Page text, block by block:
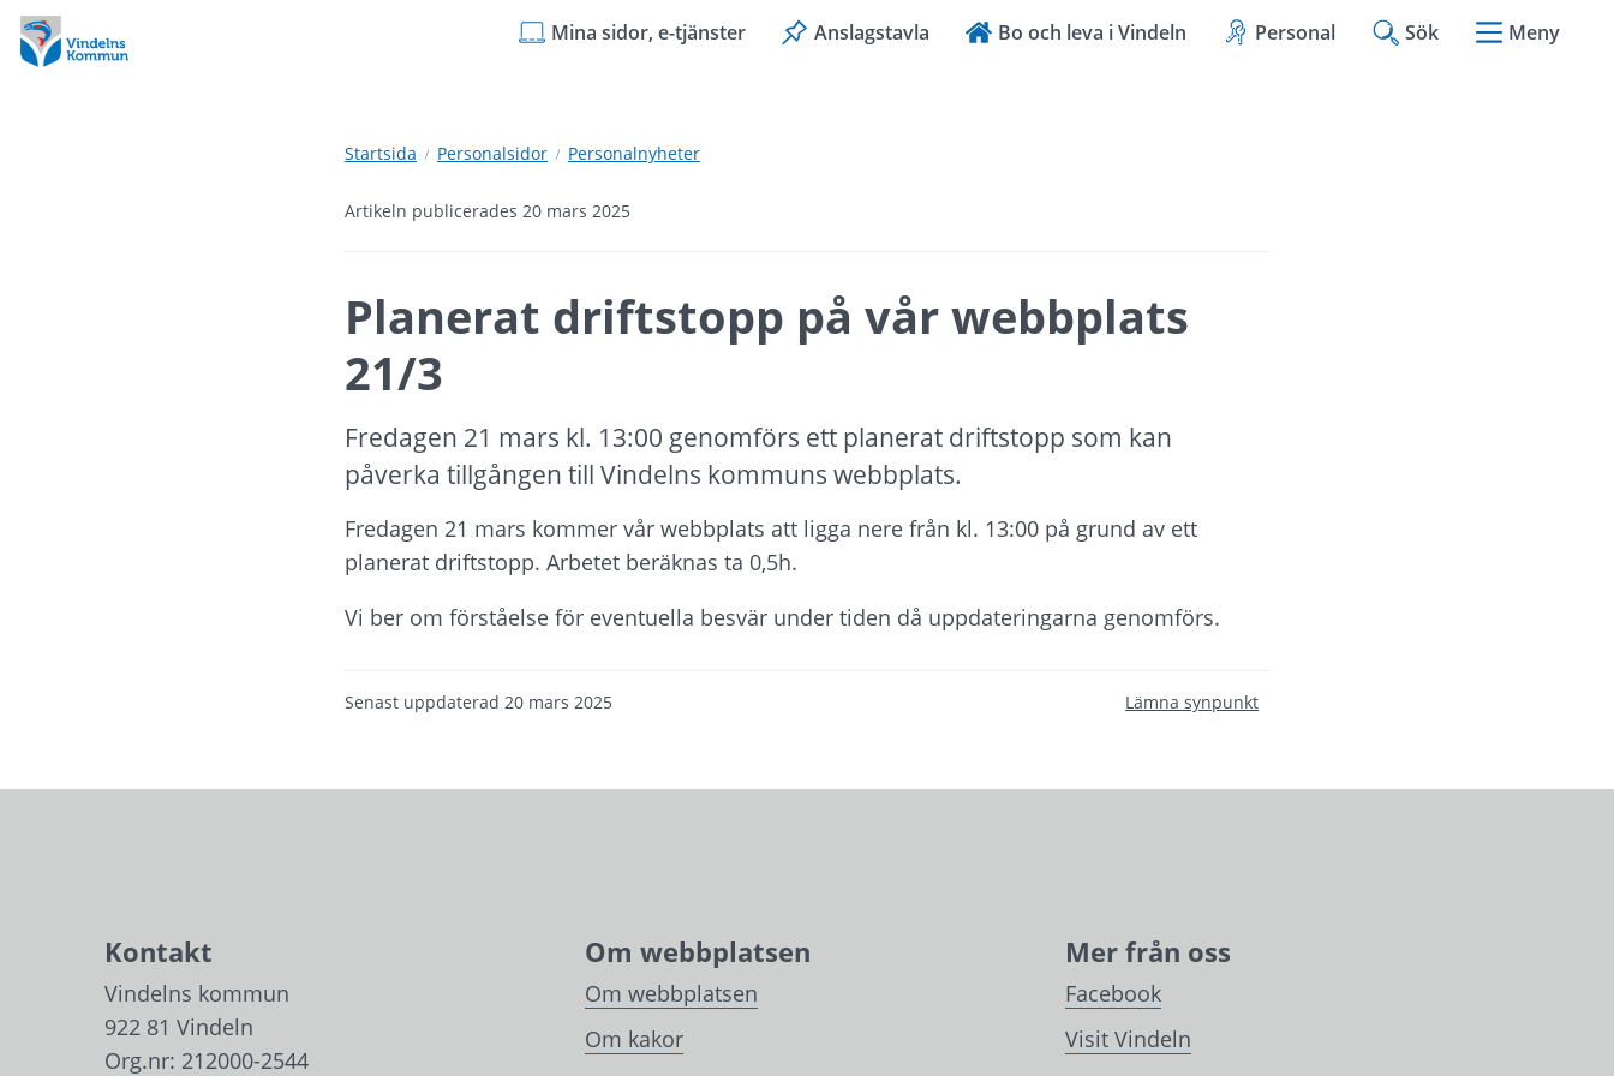
Hoppa
till
innehåll
Hoppa
till
undermeny
Mina sidor, e-tjänster Anslagstavla Bo och leva i Vindeln Personal Sök Meny
Startsida Personalsidor Personalnyheter
Artikeln publicerades 20 mars 2025
Planerat driftstopp på vår webbplats
21/3
Fredagen 21 mars kl. 13:00 genomförs ett planerat driftstopp som kan
påverka tillgången till Vindelns kommuns webbplats.
Fredagen 21 mars kommer vår webbplats att ligga nere från kl. 13:00 på grund av ett
planerat driftstopp. Arbetet beräknas ta 0,5h.
Vi ber om förståelse för eventuella besvär under tiden då uppdateringarna genomförs.
Senast uppdaterad 20 mars 2025 Lämna synpunkt
Kontakt
Vindelns kommun
922 81 Vindeln
Org.nr: 212000-2544
Om webbplatsen
Om webbplatsen
Om kakor
Mer från oss
Facebook
Visit Vindeln